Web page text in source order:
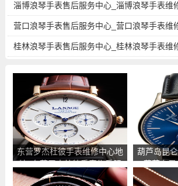
询
淄博浪琴手表售后服务中心_淄博浪琴手表维
询
营口浪琴手表售后服务中心_营口浪琴手表维
询
桂林浪琴手表售后服务中心_桂林浪琴手表维
东营罗杰杜彼手表维修中心地
址_东营罗杰杜彼手表售后服
务点查询
葫芦岛昆
_葫芦岛